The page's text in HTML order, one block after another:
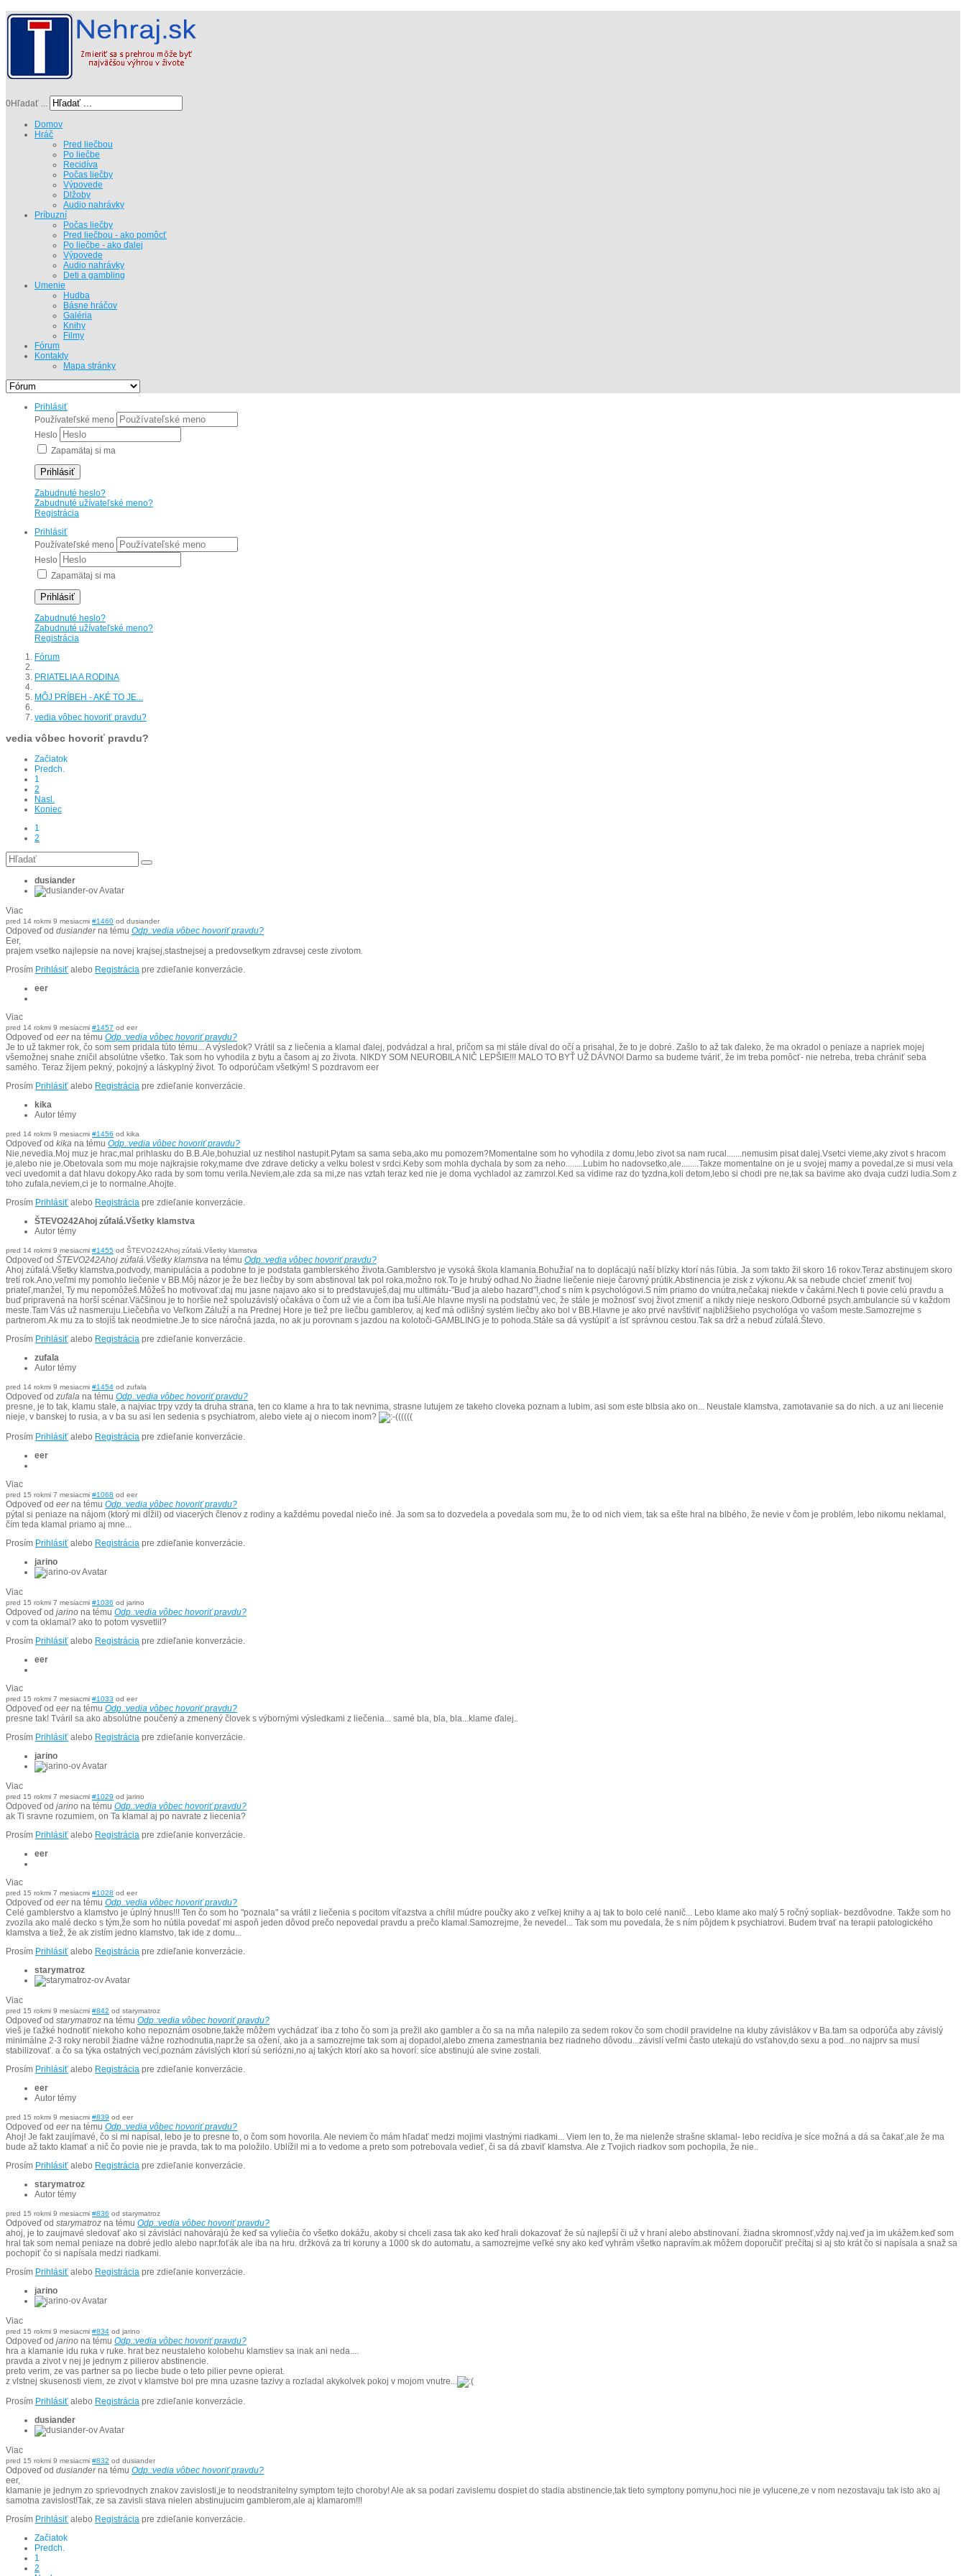
0Hľadať ...
Domov
Hráč
Pred liečbou
Po liečbe
Recidíva
Počas liečby
Výpovede
Dlžoby
Audio nahrávky
Príbuzní
Počas liečby
Pred liečbou - ako pomôcť
Po liečbe - ako ďalej
Výpovede
Audio nahrávky
Deti a gambling
Umenie
Hudba
Básne hráčov
Galéria
Knihy
Filmy
Fórum
Kontakty
Mapa stránky
Prihlásiť
Používateľské meno
Heslo
Zapamätaj si ma
Prihlásiť
Zabudnuté heslo?
Zabudnuté užívateľské meno?
Registrácia
Prihlásiť
Používateľské meno
Heslo
Zapamätaj si ma
Prihlásiť
Zabudnuté heslo?
Zabudnuté užívateľské meno?
Registrácia
Fórum
PRIATELIA A RODINA
MÔJ PRÍBEH - AKÉ TO JE...
vedia vôbec hovoriť pravdu?
vedia vôbec hovoriť pravdu?
Začiatok
Predch.
1
2
Nasl.
Koniec
1
2
dusiander
Viac
pred 14 rokmi 9 mesiacmi #1460 od dusiander
Odpoveď od dusianderna tému Odp.:vedia vôbec hovoriť pravdu?
Eer,
prajem vsetko najlepsie na novej krajsej,stastnejsej a predovsetkym zdravsej ceste zivotom.
Prosím Prihlásiť alebo Registrácia pre zdieľanie konverzácie.
eer
Viac
pred 14 rokmi 9 mesiacmi #1457 od eer
Odpoveď od eerna tému Odp.:vedia vôbec hovoriť pravdu?
Je to už takmer rok, čo som sem pridala túto tému... A výsledok? Vrátil sa z liečenia a klamal ďalej, podvádzal a hral, pričom sa mi stále díval do očí a prisahal, že to je dobré. Zašlo to až tak ďaleko, že ma okradol o peniaze a napriek mojej
všemožnej snahe zničil absolútne všetko. Tak som ho vyhodila z bytu a časom aj zo života. NIKDY SOM NEUROBILA NIČ LEPŠIE!!! MALO TO BYŤ UŽ DÁVNO! Darmo sa budeme tváriť, že im treba pomôcť- nie netreba, treba chrániť seba
samého. Teraz žijem pekný, pokojný a láskyplný život. To odporúčam všetkým! S pozdravom eer
Prosím Prihlásiť alebo Registrácia pre zdieľanie konverzácie.
kika
Autor témy
pred 14 rokmi 9 mesiacmi #1456 od kika
Odpoveď od kika na tému Odp.:vedia vôbec hovoriť pravdu?
Nie,nevedia.Moj muz je hrac,mal prihlasku do B.B.Ale,bohuzial uz nestihol nastupit.Pytam sa sama seba,ako mu pomozem?Momentalne som ho vyhodila z domu,lebo zivot sa nam rucal.......nemusim pisat dalej.Vsetci vieme,aky zivot s hracom
je,alebo nie je.Obetovala som mu moje najkrajsie roky,mame dve zdrave deticky a velku bolest v srdci.Keby som mohla dychala by som za neho........Lubim ho nadovsetko,ale........Takze momentalne on je u svojej mamy a povedal,ze si musi vela
veci uvedomit a dat hlavu dokopy.Ako rada by som tomu verila.Neviem,ale zda sa mi,ze nas vztah teraz ked nie je doma vychladol az zamrzol.Ked sa vidime raz do tyzdna,koli detom,lebo si chodi pre ne,tak sa bavime ako dvaja cudzi ludia.Som z
toho zufala,neviem,ci je to normalne.Ahojte.
Prosím Prihlásiť alebo Registrácia pre zdieľanie konverzácie.
ŠTEVO242Ahoj zúfalá.Všetky klamstva
Autor témy
pred 14 rokmi 9 mesiacmi #1455 od ŠTEVO242Ahoj zúfalá.Všetky klamstva
Odpoveď od ŠTEVO242Ahoj zúfalá.Všetky klamstva na tému Odp.:vedia vôbec hovoriť pravdu?
Ahoj zúfalá.Všetky klamstva,podvody, manipulácia a podobne to je podstata gamblerského života.Gamblerstvo je vysoká škola klamania.Bohužiaľ na to doplácajú naší blízky ktorí nás ľúbia. Ja som takto žil skoro 16 rokov.Teraz abstinujem skoro
tretí rok.Ano,veľmi my pomohlo liečenie v BB.Môj názor je že bez liečby by som abstinoval tak pol roka,možno rok.To je hrubý odhad.No žiadne liečenie nieje čarovný prútik.Abstinencia je zisk z výkonu.Ak sa nebude chcieť zmeniť tvoj
priateľ,manžel, Ty mu nepomôžeš.Môžeš ho motivovať:daj mu jasne najavo ako si to predstavuješ,daj mu ultimátu-"Buď ja alebo hazard"!,choď s ním k psychológovi.S ním priamo do vnútra,nečakaj niekde v čakárni.Nech ti povie celú pravdu a
buď pripravená na horší scénar.Väčšinou je to horšie než spoluzávislý očakáva o čom už vie a čom iba tuší.Ale hlavne mysli na podstatnú vec, že stále je možnosť svoj život zmeniť a nikdy nieje neskoro.Odborné psych.ambulancie sú v každom
meste.Tam Vás už nasmeruju.Liečebňa vo Veľkom Záluží a na Prednej Hore je tiež pre liečbu gamblerov, aj keď má odlišný systém liečby ako bol v BB.Hlavne je ako prvé navštíviť najbližšieho psychológa vo vašom meste.Samozrejme s
partnerom.Ak mu za to stojíš tak neodmietne.Je to sice náročná jazda, no ak ju porovnam s jazdou na kolotoči-GAMBLING je to pohoda.Stále sa dá vystúpiť a ísť správnou cestou.Tak sa drž a nebuď zúfalá.Števo.
Prosím Prihlásiť alebo Registrácia pre zdieľanie konverzácie.
zufala
Autor témy
pred 14 rokmi 9 mesiacmi #1454 od zufala
Odpoveď od zufala na tému Odp.:vedia vôbec hovoriť pravdu?
presne, je to tak, klamu stale, a najviac trpy vzdy ta druha strana, ten co klame a hra to tak nevnima, strasne lutujem ze takeho cloveka poznam a lubim, asi som este blbsia ako on... Neustale klamstva, zamotavanie sa do nich. a uz ani liecenie
nieje, v banskej to rusia, a v ba su asi len sedenia s psychiatrom, alebo viete aj o niecom inom?
(((((
Prosím Prihlásiť alebo Registrácia pre zdieľanie konverzácie.
eer
Viac
pred 15 rokmi 7 mesiacmi #1068 od eer
Odpoveď od eerna tému Odp.:vedia vôbec hovoriť pravdu?
pýtal si peniaze na nájom (ktorý mi dĺžil) od viacerých členov z rodiny a každému povedal niečo iné. Ja som sa to dozvedela a povedala som mu, že to od nich viem, tak sa ešte hral na blbého, že nevie v čom je problém, lebo nikomu neklamal,
čím teda klamal priamo aj mne...
Prosím Prihlásiť alebo Registrácia pre zdieľanie konverzácie.
jarino
Viac
pred 15 rokmi 7 mesiacmi #1036 od jarino
Odpoveď od jarino na tému Odp.:vedia vôbec hovoriť pravdu?
v com ta oklamal? ako to potom vysvetlil?
Prosím Prihlásiť alebo Registrácia pre zdieľanie konverzácie.
eer
Viac
pred 15 rokmi 7 mesiacmi #1033 od eer
Odpoveď od eerna tému Odp.:vedia vôbec hovoriť pravdu?
presne tak! Tváril sa ako absolútne poučený a zmenený človek s výbornými výsledkami z liečenia... samé bla, bla, bla...klame ďalej..
Prosím Prihlásiť alebo Registrácia pre zdieľanie konverzácie.
jarino
Viac
pred 15 rokmi 7 mesiacmi #1029 od jarino
Odpoveď od jarino na tému Odp.:vedia vôbec hovoriť pravdu?
ak Ti sravne rozumiem, on Ta klamal aj po navrate z liecenia?
Prosím Prihlásiť alebo Registrácia pre zdieľanie konverzácie.
eer
Viac
pred 15 rokmi 7 mesiacmi #1028 od eer
Odpoveď od eerna tému Odp.:vedia vôbec hovoriť pravdu?
Celé gamblerstvo a klamstvo je úplný hnus!!! Ten čo som ho "poznala" sa vrátil z liečenia s pocitom víťazstva a chŕlil múdre poučky ako z veľkej knihy a aj tak to bolo celé nanič... Lebo klame ako malý 5 ročný sopliak- bezdôvodne. Takže som ho
zvozila ako malé decko s tým,že som ho nútila povedať mi aspoň jeden dôvod prečo nepovedal pravdu a prečo klamal.Samozrejme, že nevedel... Tak som mu povedala, že s ním pôjdem k psychiatrovi. Budem trvať na terapii patologického
klamstva a tiež, že ak zistím jedno klamstvo, tak ide z domu...
Prosím Prihlásiť alebo Registrácia pre zdieľanie konverzácie.
starymatroz
Viac
pred 15 rokmi 9 mesiacmi #842 od starymatroz
Odpoveď od starymatroz na tému Odp.:vedia vôbec hovoriť pravdu?
vieš je ťažké hodnotiť niekoho koho nepoznám osobne,takže môžem vychádzať iba z toho čo som ja prežil ako gambler a čo sa na mňa nalepilo za sedem rokov čo som chodil pravidelne na kluby závislákov v Ba.tam sa odporúča aby závislý
minimálne 2-3 roky nerobil žiadne vážne rozhodnutia,napr.že sa ožení, ako ja a samozrejme tak som aj dopadol,alebo zmena zamestnania bez riadneho dôvodu...závislí veľmi často utekajú do vsťahov,do sexu a pod...no najprv sa musí
stabilizovať. a čo sa týka ostatných vecí,poznám závislých ktorí sú seriózni,no aj takých ktorí ako sa hovorí: síce abstinujú ale svine zostali.
Prosím Prihlásiť alebo Registrácia pre zdieľanie konverzácie.
eer
Autor témy
pred 15 rokmi 9 mesiacmi #839 od eer
Odpoveď od eerna tému Odp.:vedia vôbec hovoriť pravdu?
Ahoj! Je fakt zaujímavé, čo si mi napísal, lebo je to presne to, o čom som hovorila. Ale neviem čo mám hľadať medzi mojimi vlastnými riadkami... Viem len to, že ma nielenže strašne sklamal- lebo recidíva je síce možná a dá sa čakať,ale že ma
bude až takto klamať a nič čo povie nie je pravda, tak to ma položilo. Ublížil mi a to vedome a preto som potrebovala vedieť, či sa dá zbaviť klamstva. Ale z Tvojich riadkov som pochopila, že nie..
Prosím Prihlásiť alebo Registrácia pre zdieľanie konverzácie.
starymatroz
Autor témy
pred 15 rokmi 9 mesiacmi #836 od starymatroz
Odpoveď od starymatroz na tému Odp.:vedia vôbec hovoriť pravdu?
ahoj, je to zaujmavé sledovať ako si závisláci nahovárajú že keď sa vyliečia čo všetko dokážu, akoby si chceli zasa tak ako keď hrali dokazovať že sú najlepší či už v hraní alebo abstinovaní. žiadna skromnosť,vždy naj.veď ja im ukážem.keď som
hral tak som nemal peniaze na dobré jedlo alebo napr.foťák ale iba na hru. držková za tri koruny a 1000 sk do automatu, a samozrejme veľké sny ako keď vyhrám všetko napravím.ak môžem doporučiť prečítaj si aj sto krát čo si napísala a snaž sa
pochopiť čo si napísala medzi riadkami.
Prosím Prihlásiť alebo Registrácia pre zdieľanie konverzácie.
jarino
Viac
pred 15 rokmi 9 mesiacmi #834 od jarino
Odpoveď od jarino na tému Odp.:vedia vôbec hovoriť pravdu?
hra a klamanie idu ruka v ruke. hrat bez neustaleho kolobehu klamstiev sa inak ani neda....
pravda a zivot v nej je jednym z pilierov abstinencie.
preto verim, ze vas partner sa po liecbe bude o teto pilier pevne opierat.
z vlstnej skusenosti viem, ze zivot v klamstve bol pre mna uzasne tazivy a rozladal akykolvek pokoj v mojom vnutre...
Prosím Prihlásiť alebo Registrácia pre zdieľanie konverzácie.
dusiander
Viac
pred 15 rokmi 9 mesiacmi #832 od dusiander
Odpoveď od dusianderna tému Odp.:vedia vôbec hovoriť pravdu?
eer,
klamanie je jednym zo sprievodnych znakov zavislosti,je to neodstranitelny symptom tejto choroby! Ale ak sa podari zavislemu dospiet do stadia abstinencie,tak tieto symptony pomynu,hoci nie je vylucene,ze v nom nezostavaju tak isto ako aj
samotna zavislost!Tak, ze sa zavisli stava nielen abstinujucim gamblerom,ale aj klamarom!!!
Prosím Prihlásiť alebo Registrácia pre zdieľanie konverzácie.
Začiatok
Predch.
1
2